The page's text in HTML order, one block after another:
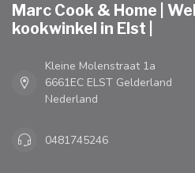
Marc Cook & Home |
kookwinkel in Elst |
Kleine Molenstraat 1a
6661EC ELST Gelderland
Nederland
0481745246